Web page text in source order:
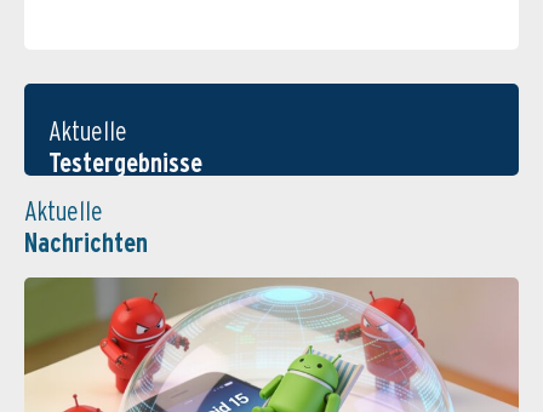
Aktuelle
Testergebnisse
Aktuelle
Nachrichten